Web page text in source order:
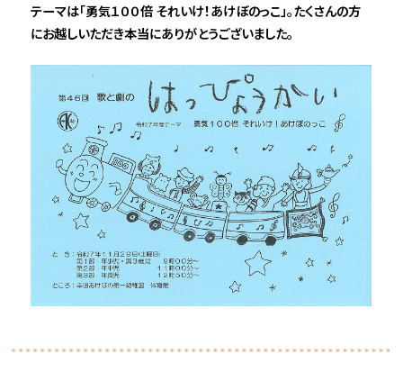
テーマは「勇気１００倍 それいけ！あけぼのっこ」。たくさんの方
にお越しいただき本当にありがとうございました。